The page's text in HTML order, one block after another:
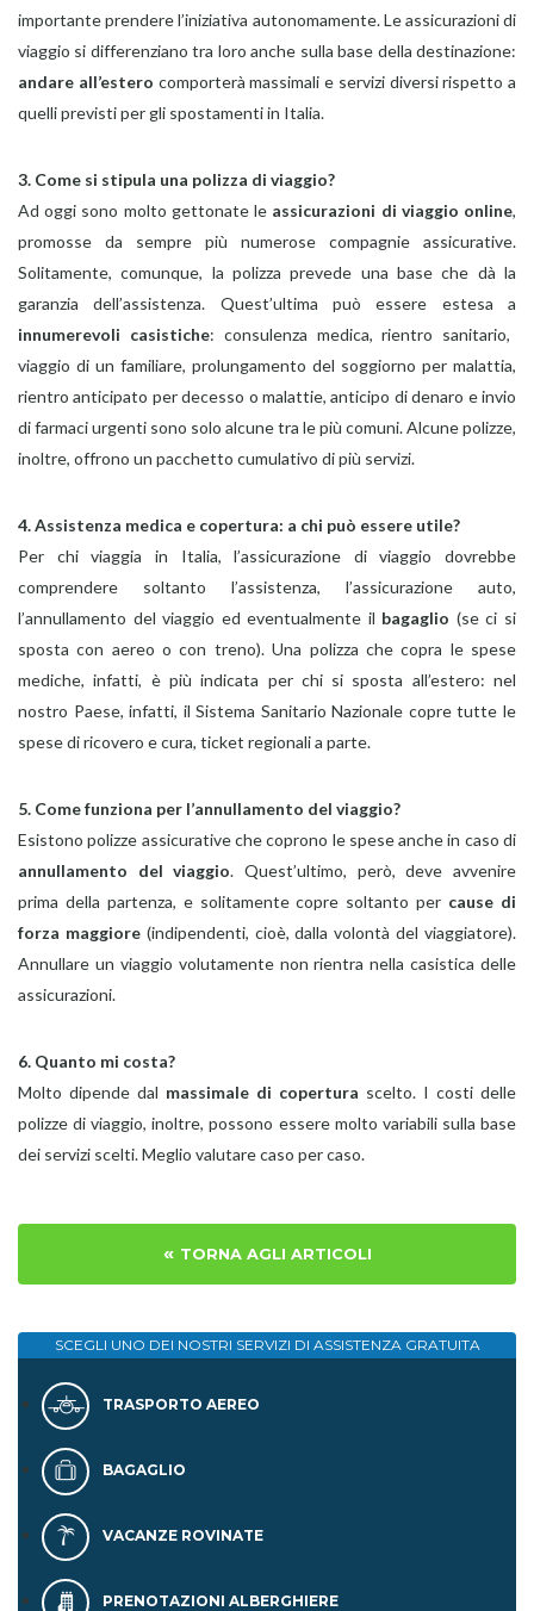
importante prendere l’iniziativa autonomamente. Le assicurazioni di
viaggio si differenziano tra loro anche sulla base della destinazione:
andare all’estero comporterà massimali e servizi diversi rispetto a
quelli previsti per gli spostamenti in Italia.
3. Come si stipula una polizza di viaggio?
Ad oggi sono molto gettonate le assicurazioni di viaggio online,
promosse da sempre più numerose compagnie assicurative.
Solitamente, comunque, la polizza prevede una base che dà la
garanzia dell’assistenza. Quest’ultima può essere estesa a
innumerevoli casistiche: consulenza medica, rientro sanitario,
viaggio di un familiare, prolungamento del soggiorno per malattia,
rientro anticipato per decesso o malattie, anticipo di denaro e invio
di farmaci urgenti sono solo alcune tra le più comuni. Alcune polizze,
inoltre, offrono un pacchetto cumulativo di più servizi.
4. Assistenza medica e copertura: a chi può essere utile?
Per chi viaggia in Italia, l’assicurazione di viaggio dovrebbe
comprendere soltanto l’assistenza, l’assicurazione auto,
l’annullamento del viaggio ed eventualmente il bagaglio (se ci si
sposta con aereo o con treno). Una polizza che copra le spese
mediche, infatti, è più indicata per chi si sposta all’estero: nel
nostro Paese, infatti, il Sistema Sanitario Nazionale copre tutte le
spese di ricovero e cura, ticket regionali a parte.
5. Come funziona per l’annullamento del viaggio?
Esistono polizze assicurative che coprono le spese anche in caso di
annullamento del viaggio. Quest’ultimo, però, deve avvenire
prima della partenza, e solitamente copre soltanto per cause di
forza maggiore(indipendenti, cioè, dalla volontà del viaggiatore).
Annullare un viaggio volutamente non rientra nella casistica delle
assicurazioni.
6. Quanto mi costa?
Molto dipende dal massimale di copertura scelto. I costi delle
polizze di viaggio, inoltre, possono essere molto variabili sulla base
dei servizi scelti. Meglio valutare caso per caso.
« TORNA AGLI ARTICOLI
SCEGLI UNO DEI NOSTRI SERVIZI DI ASSISTENZA GRATUITA
TRASPORTO AEREO
BAGAGLIO
VACANZE ROVINATE
PRENOTAZIONI ALBERGHIERE